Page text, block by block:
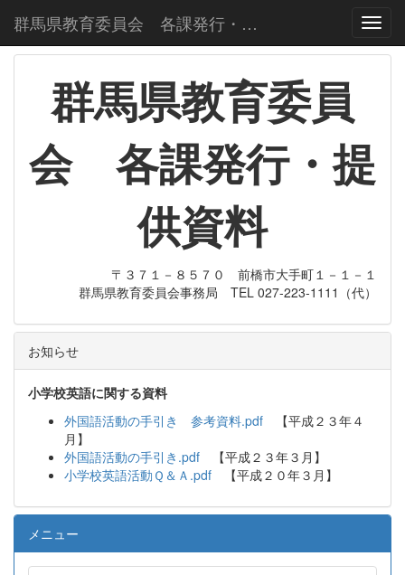
群馬県教育委員会 各課発行・提供資料
群馬県教育委員
会 各課発行・提
供資料
〒３７１－８５７０ 前橋市大手町１－１－１
群馬県教育委員会事務局 TEL 027-223-1111（代）
お知らせ
小学校英語に関する資料
外国語活動の手引き 参考資料.pdf 【平成２３年４
月】
外国語活動の手引き.pdf 【平成２３年３月】
小学校英語活動Ｑ＆Ａ.pdf 【平成２０年３月】
メニュー